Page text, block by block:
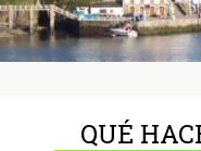
QUÉ